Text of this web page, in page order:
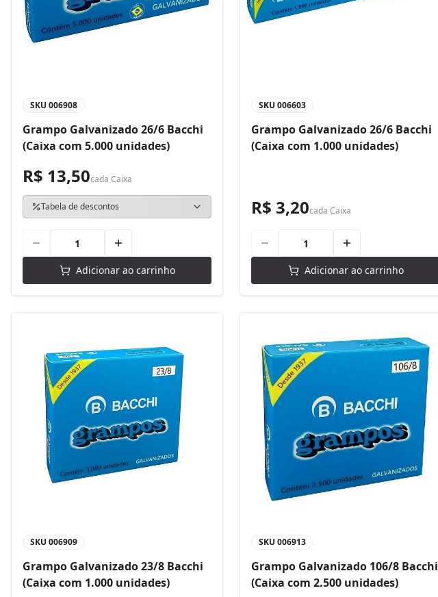
SKU 006908
Grampo Galvanizado 26/6 Bacchi
(Caixa com 5.000 unidades)
R$ 13,50cada Caixa
Tabela de descontos
Adicionar ao carrinho
SKU 006603
Grampo Galvanizado 26/6 Bacchi
(Caixa com 1.000 unidades)
R$ 3,20cada Caixa
Adicionar ao carrinho
SKU 006909
Grampo Galvanizado 23/8 Bacchi
(Caixa com 1.000 unidades)
SKU 006913
Grampo Galvanizado 106/8 Bacchi
(Caixa com 2.500 unidades)